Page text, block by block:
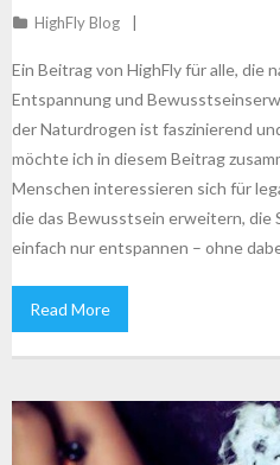
HighFly Blog
Ein Beitrag von HighFly für alle, die
Entspannung und
der Naturdrogen ist faszinierend
möchte ich in diesem Beitrag
Menschen interessieren sich für
die das Bewusstsein erweitern, die
einfach nur entspannen – ohne
Read More